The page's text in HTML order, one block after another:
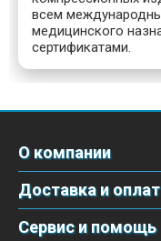
всем
медицинского
сертификатами.
О компании
Доставка и
Сервис и помощь